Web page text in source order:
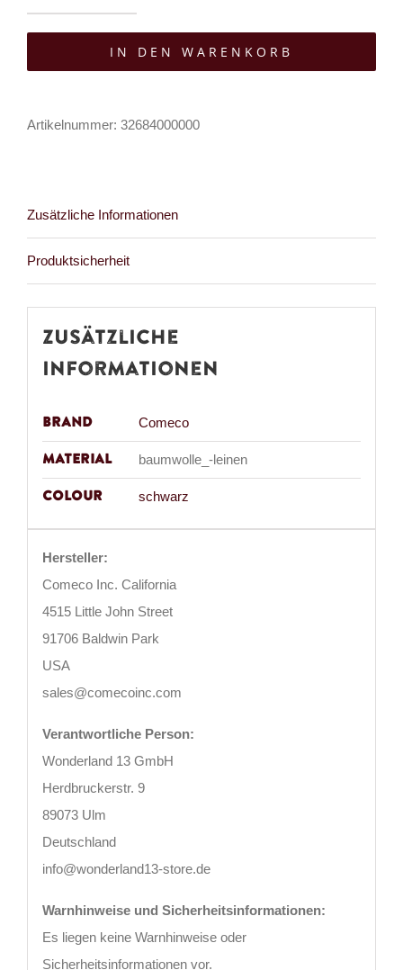
Tasche
Kisslock
IN DEN WARENKORB
Artikelnummer: 32684000000
Zusätzliche Informationen
Produktsicherheit
Zusätzliche
Informationen
Brand Comeco
Material baumwolle_-leinen
Colour schwarz
Hersteller:
Comeco Inc. California
4515 Little John Street
91706 Baldwin Park
USA
sales@comecoinc.com
Verantwortliche Person:
Wonderland 13 GmbH
Herdbruckerstr. 9
89073 Ulm
Deutschland
info@wonderland13-store.de
Warnhinweise und Sicherheitsinformationen:
Es liegen keine Warnhinweise oder
Sicherheitsinformationen vor.